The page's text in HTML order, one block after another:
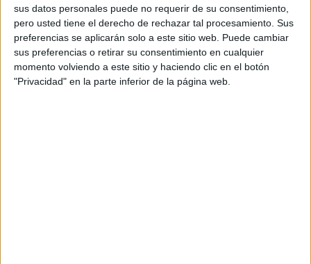
sus datos personales puede no requerir de su consentimiento,
pero usted tiene el derecho de rechazar tal procesamiento. Sus
preferencias se aplicarán solo a este sitio web. Puede cambiar
sus preferencias o retirar su consentimiento en cualquier
momento volviendo a este sitio y haciendo clic en el botón
"Privacidad" en la parte inferior de la página web.
Entre Vizcaya, Canarias, Colombia y Ceuta
Pedro Eguiluz nació en 1948 en Orduña (Vizcaya),
España. Estudió en la Escuela Superior deBellas Artes
de Bilbao. En 1975, fue becado y Medalla de Oro de la